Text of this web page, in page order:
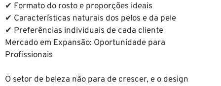
✔ Formato do rosto e proporções ideais
✔ Características naturais dos pelos e da pele
✔ Preferências individuais de cada cliente
Mercado em Expansão: Oportunidade para
Profissionais
O setor de beleza não para de crescer, e o design